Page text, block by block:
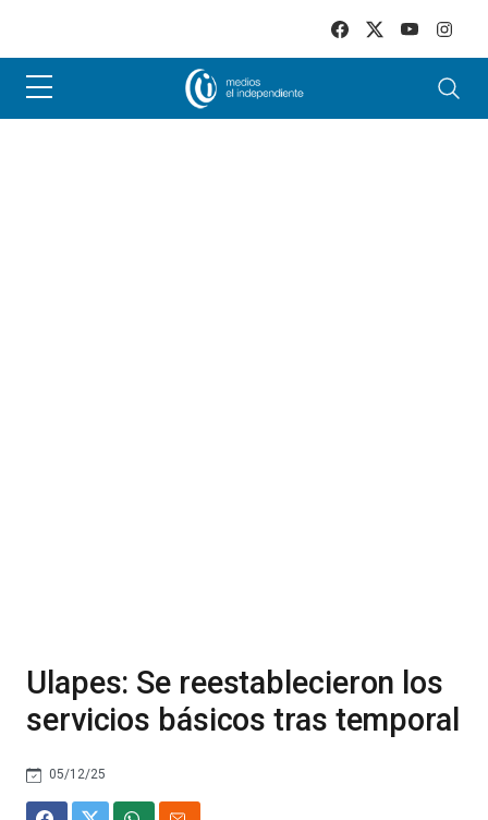
Ulapes: Se reestablecieron los
servicios básicos tras temporal
05/12/25